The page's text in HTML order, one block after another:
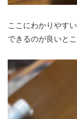
ここにわかりやす
できるのが良いと